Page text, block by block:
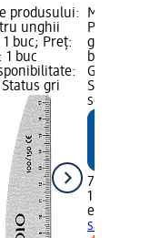
produsului:
unghii
1 buc; Preț:
1 buc
gri
Marcă:
Pilă pentru
gel, 1 buc;
bază: 1
Grafică
Status
selectare
7,95 lei
1 buc (7,95
ebelin
sau cu gel,